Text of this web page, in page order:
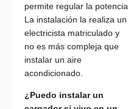
permite regular la potencia.
La instalación la realiza un
electricista matriculado y
no es más compleja que
instalar un aire
acondicionado.
¿Puedo instalar un